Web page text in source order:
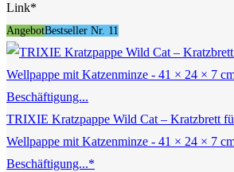
Link*
AngebotBestseller Nr. 11
TRIXIE Kratzpappe Wild Cat – Kratzbrett
Wellpappe mit Katzenminze - 41 × 24 × 7
Beschäftigung...*